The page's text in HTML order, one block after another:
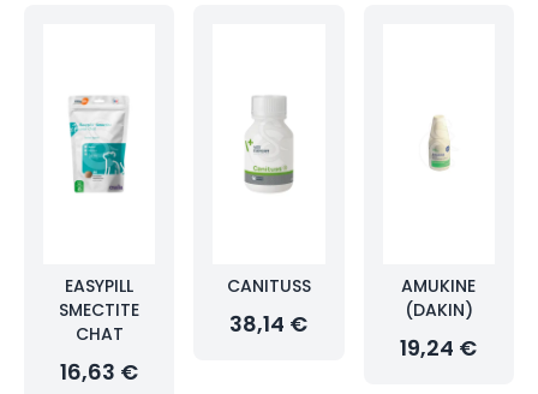
EASYPILL
SMECTITE
CHAT
16,63 €
CANITUSS
38,14 €
AMUKINE
(DAKIN)
19,24 €